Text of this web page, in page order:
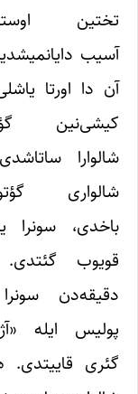
تختین
آسیب
آن دا اورتا یاشلی
کیشی‌نین
شالوارا ساتاشدی.
شالواری
باخدی، سونرا
قویوب گئتدی.
دقیقه‌دن سونرا
پولیس ایله
گئری قاییتدی.